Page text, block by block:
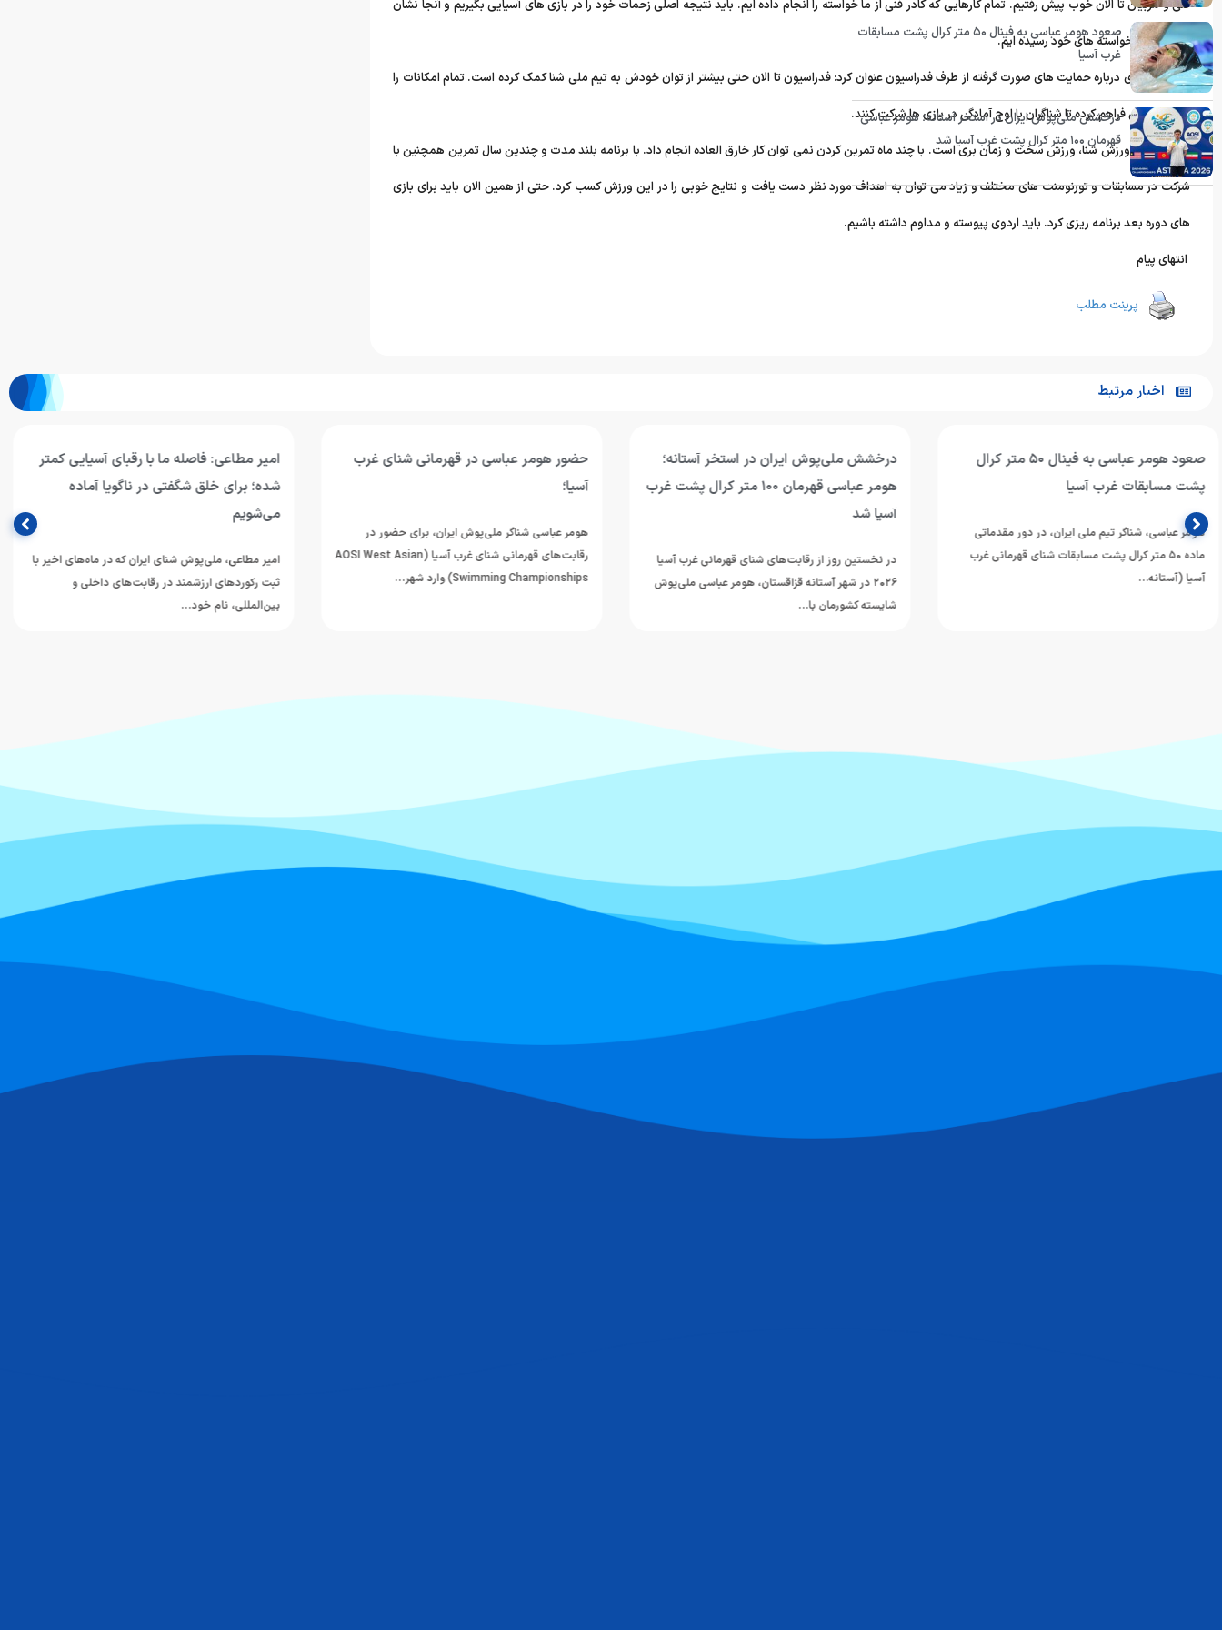
فنی و مربیان تا الان خوب پیش رفتیم. تمام کارهایی که کادر فنی از ما خواسته را انجام داده ایم. باید نتیجه اصلی زحمات خود را در بازی های آسیایی بگیریم و آنجا نشان
دهیم که به خواسته های خود رسیده ایم.
مهدی انصاری درباره حمایت های صورت گرفته از طرف فدراسیون عنوان کرد: فدراسیون تا الان حتی بیشتر از توان خودش به تیم ملی شنا کمک کرده است. تمام امکانات را
برای تیم ملی فراهم کرده تا شناگران با اوج آمادگی در بازی ها شرکت کنند.
او تاکید کرد: ورزش شنا، ورزش سخت و زمان بری است. با چند ماه تمرین کردن نمی توان کار خارق العاده انجام داد. با برنامه بلند مدت و چندین سال تمرین همچنین با
شرکت در مسابقات و تورنومنت های مختلف و زیاد می توان به اهداف مورد نظر دست یافت و نتایج خوبی را در این ورزش کسب کرد. حتی از همین الان باید برای بازی
های دوره بعد برنامه ریزی کرد. باید اردوی پیوسته و مداوم داشته باشیم.
انتهای پیام
پرینت مطلب
صعود هومر عباسی به فینال ۵۰ متر کرال پشت مسابقات
غرب آسیا
درخشش ملی‌پوش ایران در استخر آستانه؛ هومر عباسی
قهرمان ۱۰۰ متر کرال پشت غرب آسیا شد
اخبار مرتبط
درخشش ملی‌پوش ایران در استخر آستانه؛
آسیا شد
در نخستین روز از رقابت‌های شنای قهرمانی غرب آسیا
۲۰۲۶ در شهر آستانه قزاقستان، هومر عباسی ملی‌پوش
حضور هومر عباسی در قهرمانی شنای غرب
آسیا؛
رقابت‌های قهرمانی شنای غرب آسیا (AOSI West Asian
Swimming Championships) وارد شهر…
امیر مطاعی: فاصله ما با رقبای آسیایی کمتر
شده؛ برای خلق شگفتی در ناگویا آماده
امیر مطاعی، ملی‌پوش شنای ایران که در ماه‌های اخیر با
ثبت رکوردهای ارزشمند در رقابت‌های داخلی و
بازگشت تیم‌های ملی شنا و شیرجه جوانان
ایران از بانکوک
تیم‌های ملی شنا و شیرجه جوانان ایران پس از حضور در
دوازدهمین دوره مسابقات قهرمانی رده‌های سنی
ورزش‌های آبی آسیا…